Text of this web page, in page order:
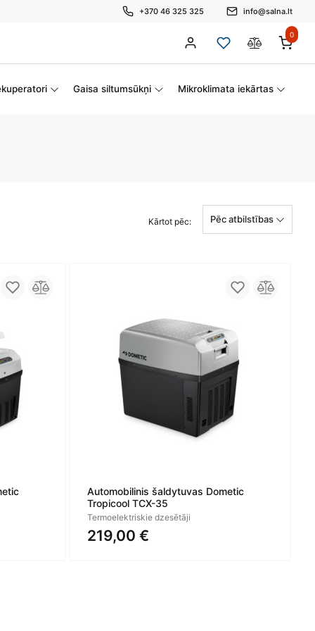
+370 46 325 325 info@salna.lt
0
Gaisa siltumsūkņi Mikroklimata iekārtas
Kārtot pēc: Pēc atbilstības
Automobilinis šaldytuvas Dometic
Tropicool TCX-35
Termoelektriskie dzesētāji
219,00 €